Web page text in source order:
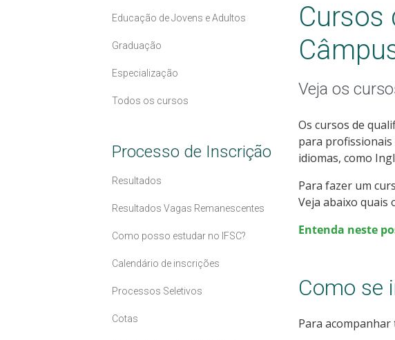
Educação de Jovens e Adultos
Graduação
Especialização
Todos os cursos
Processo de Inscrição
Resultados
Resultados Vagas Remanescentes
Como posso estudar no IFSC?
Calendário de inscrições
Processos Seletivos
Cotas
Cursos
Veja os
Os cursos de
para profissionais
idiomas, como
Para fazer um
Veja abaixo quais
Entenda neste
Como se
Para acompanhar